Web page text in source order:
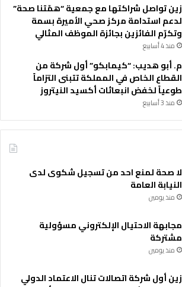
زين تواصل شراكتها مع جمعية “همّتنا صحة”
لدعم استدامة مركز صحي الأميرة بسمة
وتكرّم الفائزين بجائزة الموظف المثالي
منذ 4 أسابيع
م. أبو هديب: “كيمابكو” أول شركة من
القطاع الخاص في المملكة تتبنى التزاماً
طوعياً لخفض انبعاثات أكسيد النيتروز
منذ 3 أسابيع
لا صحة لمنع احد من تسجيل شكوى لدى
النيابة العامة
منذ يومين
مجابهة الاحتيال الإلكتروني مسؤولية
مشتركة
منذ يومين
زين أول شركة اتصالات تنال الاعتماد الدولي